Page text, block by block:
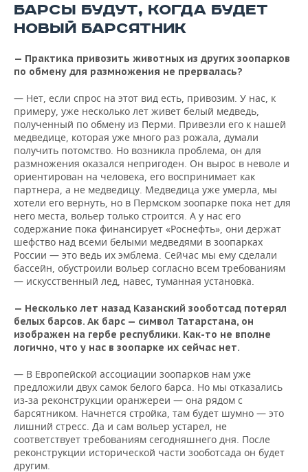
БАРСЫ БУДУТ, КОГДА БУДЕТ
НОВЫЙ БАРСЯТНИК
— Практика привозить животных из других зоопарков
по обмену для размножения не прервалась?
— Нет, если спрос на этот вид есть, привозим. У нас, к
примеру, уже несколько лет живет белый медведь,
полученный по обмену из Перми. Привезли его к нашей
медведице, которая уже много раз рожала, думали
получить потомство. Но возникла проблема, он для
размножения оказался непригоден. Он вырос в неволе и
ориентирован на человека, его воспринимает как
партнера, а не медведицу. Медведица уже умерла, мы
хотели его вернуть, но в Пермском зоопарке пока нет для
него места, вольер только строится. А у нас его
содержание пока финансирует «Роснефть», они держат
шефство над всеми белыми медведями в зоопарках
России — это ведь их эмблема. Сейчас мы ему сделали
бассейн, обустроили вольер согласно всем требованиям
— искусственный лед, навес, туманная установка.
— Несколько лет назад Казанский зооботсад потерял
белых барсов. Ак барс — символ Татарстана, он
изображен на гербе республики. Как-то не вполне
логично, что у нас в зоопарке их сейчас нет.
— В Европейской ассоциации зоопарков нам уже
предложили двух самок белого барса. Но мы отказались
из-за реконструкции оранжереи — она рядом с
барсятником. Начнется стройка, там будет шумно — это
лишний стресс. Да и сам вольер устарел, не
соответствует требованиям сегодняшнего дня. После
реконструкции исторической части зооботсада он будет
другим.